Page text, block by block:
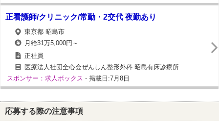
正看護師/クリニック/常勤・2交代 夜勤あり
東京都 昭島市
月給31万5,000円～
正社員
医療法人社団全心会ぜんしん整形外科 昭島有床診療所
スポンサー：求人ボックス - 掲載日:7月8日
応募する際の注意事項